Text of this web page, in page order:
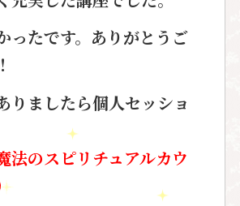
ったです。ありがとうご
りましたら個人セッショ
法のスピリチュアルカウ